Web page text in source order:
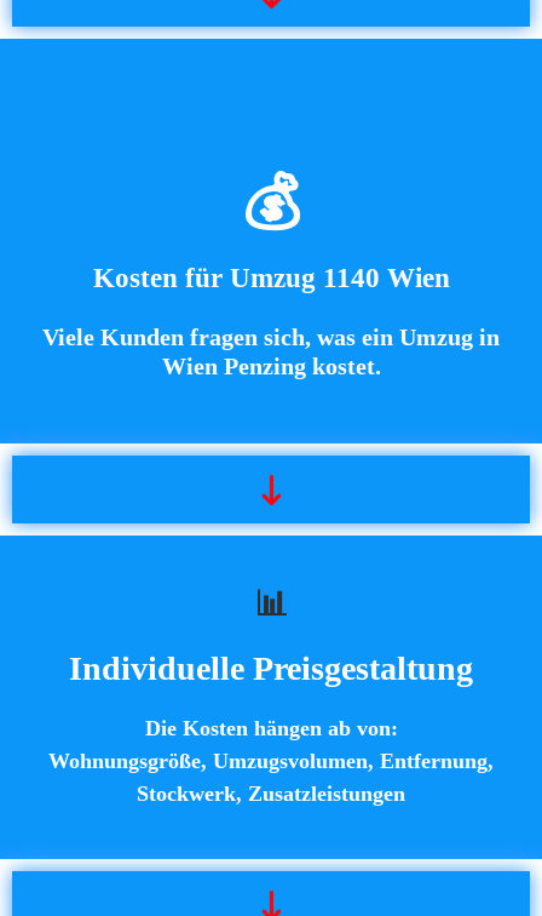
💰
Kosten für Umzug 1140 Wien
Viele Kunden fragen sich, was ein Umzug in
Wien Penzingkostet.
📊
Individuelle Preisgestaltung
Die Kosten hängen ab von:
Wohnungsgröße, Umzugsvolumen, Entfernung,
Stockwerk, Zusatzleistungen